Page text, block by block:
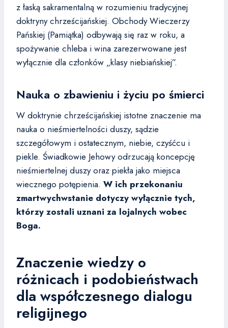
z łaską sakramentalną w rozumieniu tradycyjnej
doktryny chrześcijańskiej. Obchody Wieczerzy
Pańskiej (Pamiątka) odbywają się raz w roku, a
spożywanie chleba i wina zarezerwowane jest
wyłącznie dla członków „klasy niebiańskiej”.
Nauka o zbawieniu i życiu po śmierci
W doktrynie chrześcijańskiej istotne znaczenie ma
nauka o nieśmiertelności duszy, sądzie
szczegółowym i ostatecznym, niebie, czyśćcu i
piekle. Świadkowie Jehowy odrzucają koncepcję
nieśmiertelnej duszy oraz piekła jako miejsca
wiecznego potępienia. W ich przekonaniu
zmartwychwstanie dotyczy wyłącznie tych,
którzy zostali uznani za lojalnych wobec
Boga.
Znaczenie wiedzy o
różnicach i podobieństwach
dla współczesnego dialogu
religijnego